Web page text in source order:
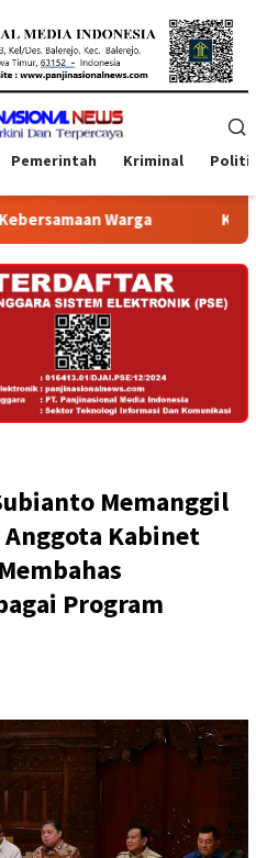
Pemerintah Kriminal
Kepala Daerah Se
Memanggil
Kabinet
Program